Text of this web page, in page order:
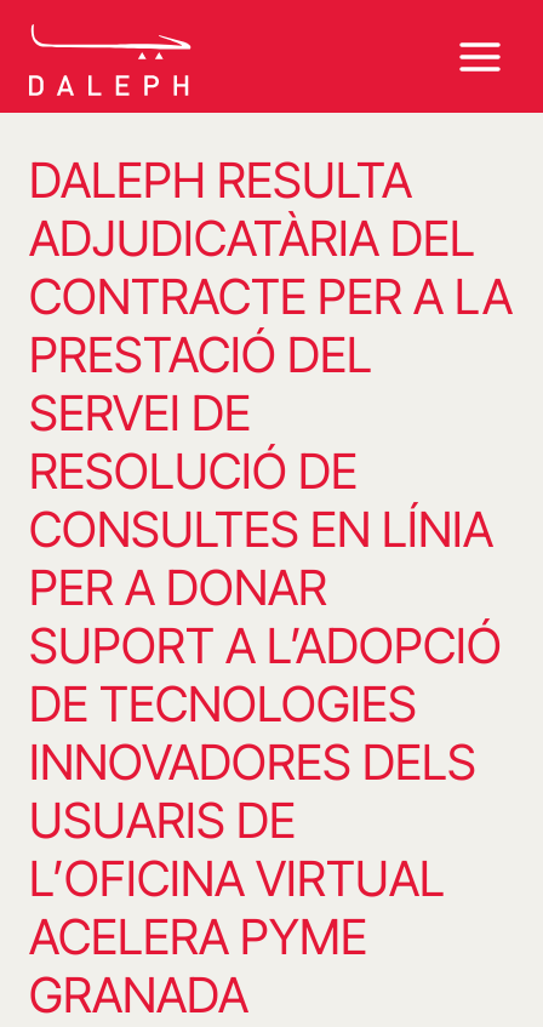
DALEPH RESULTA
ADJUDICATÀRIA DEL
CONTRACTE PER A LA
PRESTACIÓ DEL
SERVEI DE
RESOLUCIÓ DE
CONSULTES EN LÍNIA
PER A DONAR
SUPORT A L’ADOPCIÓ
DE TECNOLOGIES
INNOVADORES DELS
USUARIS DE
L’OFICINA VIRTUAL
ACELERA PYME
GRANADA